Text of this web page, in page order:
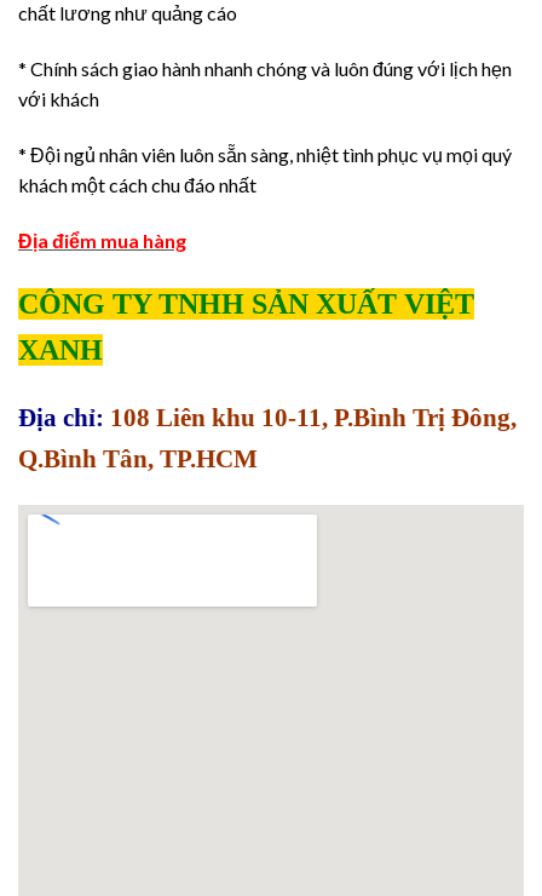
chất lương như quảng cáo
* Chính sách giao hành nhanh chóng và luôn đúng với lịch hẹn
với khách
* Đội ngủ nhân viên luôn sẵn sàng, nhiệt tình phục vụ mọi quý
khách một cách chu đáo nhất
Địa điểm mua hàng
CÔNG TY TNHH SẢN XUẤT VIỆT
XANH
Địa chỉ: 108 Liên khu 10-11, P.Bình Trị Đông,
Q.Bình Tân, TP.HCM